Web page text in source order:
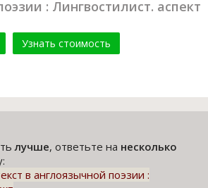
: Лингвостилист. аспект
Узнать стоимость
лучше, ответьте на несколько
в англоязычной поэзии :